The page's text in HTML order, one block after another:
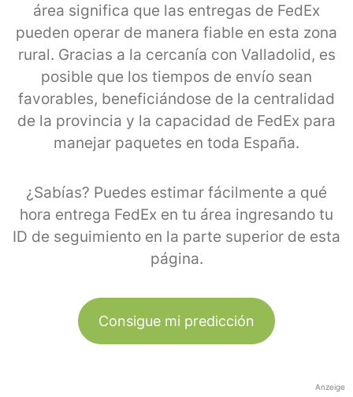
área significa que las entregas de FedEx
pueden operar de manera fiable en esta zona
rural. Gracias a la cercanía con Valladolid, es
posible que los tiempos de envío sean
favorables, beneficiándose de la centralidad
de la provincia y la capacidad de FedEx para
manejar paquetes en toda España.
¿Sabías? Puedes estimar fácilmente a qué
hora entrega FedEx en tu área ingresando tu
ID de seguimiento en la parte superior de esta
página.
Consigue mi predicción
Anzeige